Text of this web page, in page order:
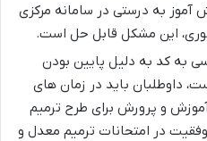
آموز به درستی در سامانه مرکزی
این مشکل قابل حل است.
به کد به دلیل پایین بودن
داوطلبان باید در زمان های
و پرورش برای طرح ترمیم
در امتحانات ترمیم معدل و